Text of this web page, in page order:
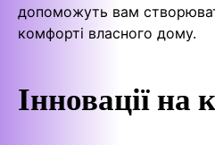
допоможуть вам
комфорті власного дому.
Інновації на